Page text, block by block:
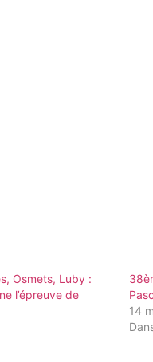
Osmets, Luby :
l’épreuve de
14